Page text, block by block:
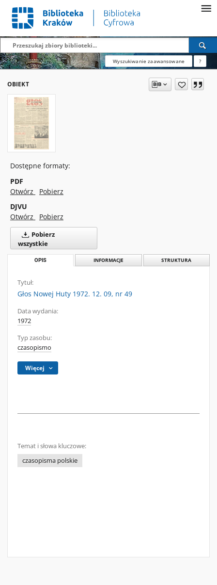
Wyszukiwanie zaawansowane ?
OBIEKT
Dostępne formaty:
PDF
Otwórz
Pobierz
DJVU
Otwórz
Pobierz
Pobierz
wszystkie
OPIS INFORMACJE STRUKTURA
Tytuł:
Głos Nowej Huty 1972. 12. 09, nr 49
Data wydania:
1972
Typ zasobu:
czasopismo
Więcej
Temat i słowa kluczowe:
czasopisma polskie